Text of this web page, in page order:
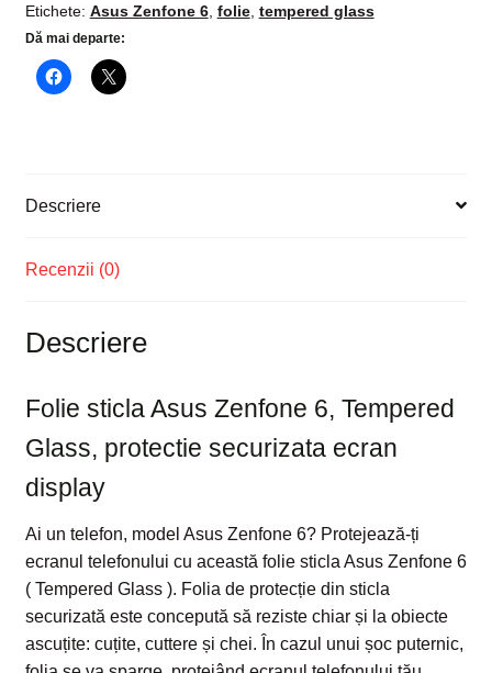
Tempered
Glass,
protectie
securizata
Etichete: Asus Zenfone 6, folie, tempered glass
Dă mai departe:
Descriere
Recenzii (0)
Descriere
Folie sticla Asus Zenfone 6, Tempered
Glass, protectie securizata ecran
display
Ai un telefon, model Asus Zenfone 6? Protejează-ți
ecranul telefonului cu această folie sticla Asus Zenfone 6
( Tempered Glass ). Folia de protecție din sticla
securizată este concepută să reziste chiar și la obiecte
ascuțite: cuțite, cuttere și chei. În cazul unui șoc puternic,